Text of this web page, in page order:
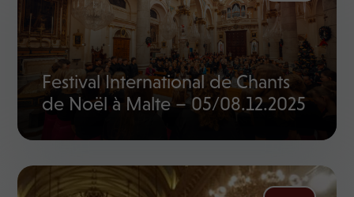
Festival International de Chants
de Noël à Malte – 05/08.12.2025